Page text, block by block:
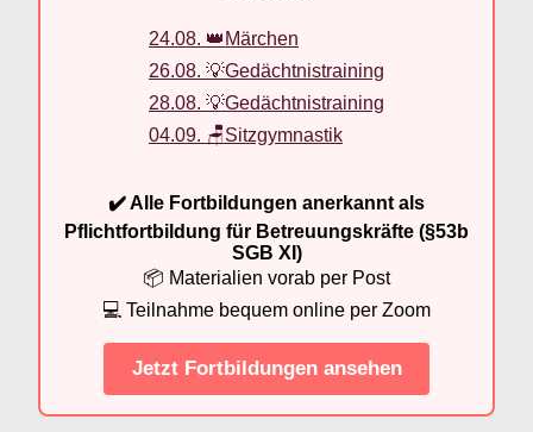
24.08. 👑Märchen
26.08. 💡Gedächtnistraining
28.08. 💡Gedächtnistraining
04.09. 🪑Sitzgymnastik
✔️ Alle Fortbildungen anerkannt als
Pflichtfortbildung für Betreuungskräfte (§53b
SGB XI)
📦 Materialien vorab per Post
💻 Teilnahme bequem online per Zoom
Jetzt Fortbildungen ansehen